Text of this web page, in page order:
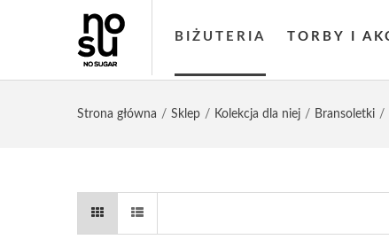
BIŻUTERIA TORBY I
Strona główna Sklep Kolekcja dla niej Bransoletki